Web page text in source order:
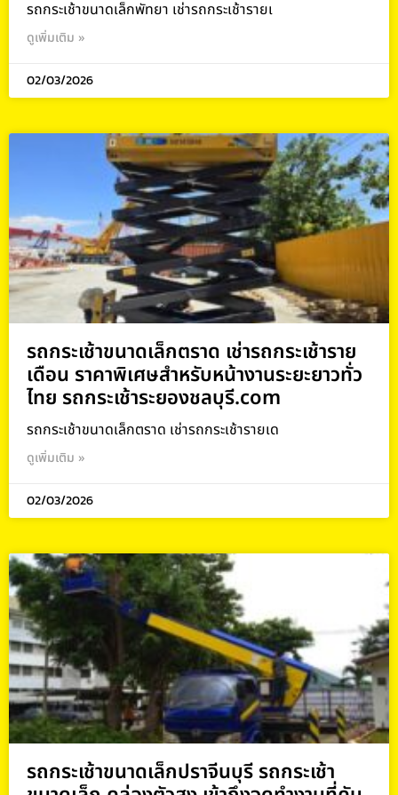
รถกระเช้าขนาดเล็กพัทยา เช่ารถกระเช้ารายเ
ดูเพิ่มเติม »
02/03/2026
รถกระเช้าขนาดเล็กตราด เช่ารถกระเช้าราย
เดือน ราคาพิเศษสำหรับหน้างานระยะยาวทั่ว
ไทย รถกระเช้าระยองชลบุรี.com
รถกระเช้าขนาดเล็กตราด เช่ารถกระเช้ารายเด
ดูเพิ่มเติม »
02/03/2026
รถกระเช้าขนาดเล็กปราจีนบุรี รถกระเช้า